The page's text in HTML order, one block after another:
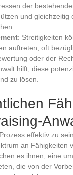
der
und gleichzeitig
: Streitigkeiten
auftreten, oft
oder der
hilft, diese
zu lösen.
effektiv zu
an Fähigkeiten
es ihnen, eine
die von der